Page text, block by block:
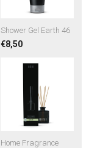
Shower Gel Earth 46
€8,50
Home Fragrance